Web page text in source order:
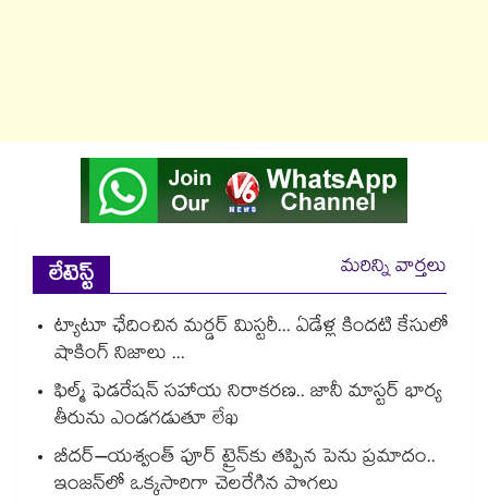
లేటెస్ట్
మరిన్ని వార్తలు
ట్యాటూ ఛేదించిన మర్డర్ మిస్టరీ... ఏడేళ్ల కిందటి కేసులో
షాకింగ్ నిజాలు ...
ఫిల్మ్ ఫెడరేషన్ సహాయ నిరాకరణ.. జానీ మాస్టర్ భార్య
తీరును ఎండగడుతూ లేఖ
బీదర్–యశ్వంత్ పూర్ ట్రైన్‎కు తప్పిన పెను ప్రమాదం..
ఇంజన్‎లో ఒక్కసారిగా చెలరేగిన పొగలు